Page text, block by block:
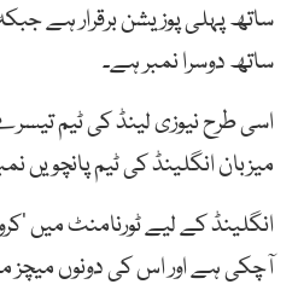
ساتھ دوسرا نمبر ہے۔
اسی طرح نیوزی لینڈ کی ٹیم
میزبان انگلینڈ کی ٹیم پانچویں
انگلینڈ کے لیے ٹورنامنٹ میں
آچکی ہے اور اس کی دونوں میچز